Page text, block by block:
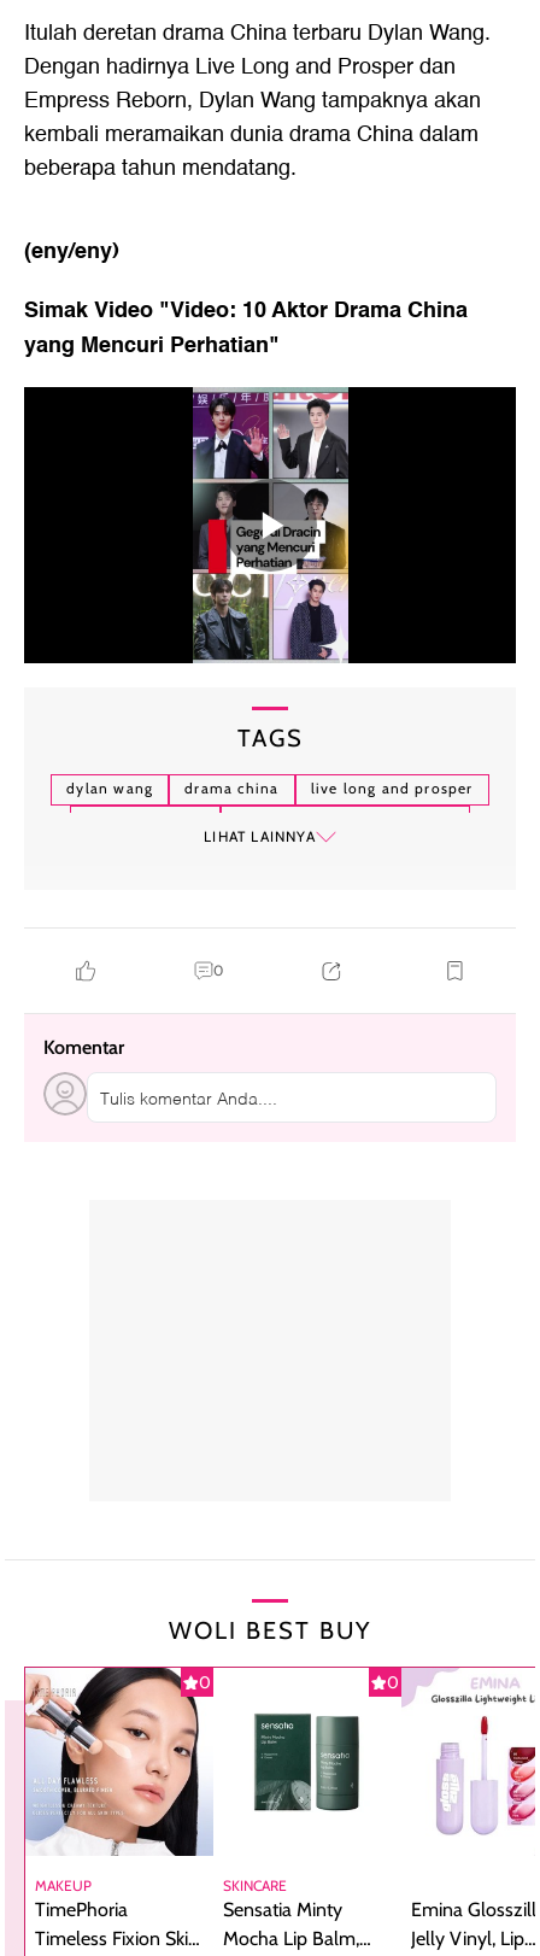
Itulah deretan drama China terbaru Dylan Wang.
Dengan hadirnya Live Long and Prosper dan
Empress Reborn, Dylan Wang tampaknya akan
kembali meramaikan dunia drama China dalam
beberapa tahun mendatang.
(eny/eny)
Simak Video "Video: 10 Aktor Drama China
yang Mencuri Perhatian"
TAGS
dylan wang drama china
live long and prosper
LIHAT LAINNYA
0
Komentar
Tulis komentar Anda....
WOLI BEST BUY
0
MAKEUP
TimePhoria
Timeless Fixion Skin
0
SKINCARE
Sensatia Minty
Mocha Lip Balm,
Emina
Jelly Vinyl, Lip